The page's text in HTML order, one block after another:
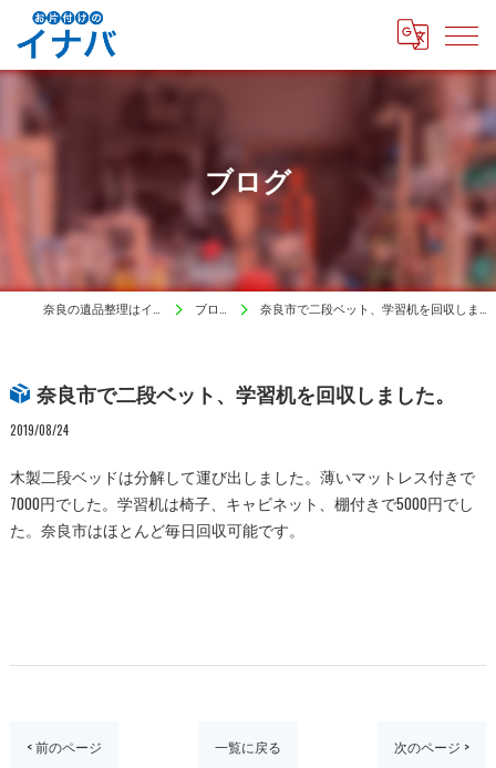
ブログ
ブログ 奈良市で二段ベット、学習机を回収しました。
奈良市で二段ベット、学習机を回収しました。
2019/08/24
木製二段ベッドは分解して運び出しました。薄いマットレス付きで
7000円でした。学習机は椅子、キャビネット、棚付きで5000円でし
た。奈良市はほとんど毎日回収可能です。
< 前のページ 一覧に戻る 次のページ >